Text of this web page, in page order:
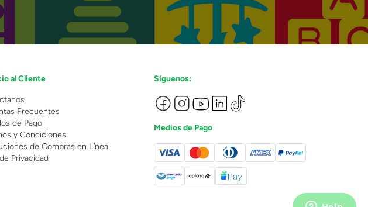
al Cliente
Frecuentes
de Pago
y Condiciones
de Compras en Línea
Privacidad
Síguenos:
Medios de Pago